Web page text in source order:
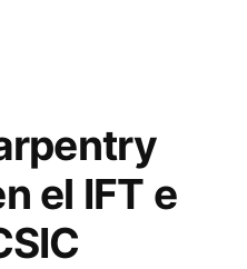
el IFT e